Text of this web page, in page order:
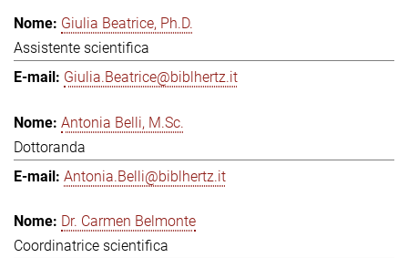
Giulia Beatrice, Ph.D.
Assistente scientifica
Giulia.Beatrice@biblhertz.it
Antonia Belli, M.Sc.
Dottoranda
Antonia.Belli@biblhertz.it
Dr. Carmen Belmonte
Coordinatrice scientifica